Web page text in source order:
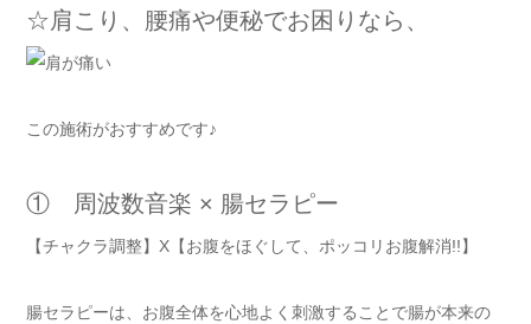
☆肩こり、腰痛や便秘でお困りなら、
この施術がおすすめです♪
① 周波数音楽 × 腸セラピー
【チャクラ調整】X【お腹をほぐして、ポッコリお腹解消!!】
腸セラピーは、お腹全体を心地よく刺激することで腸が本来の